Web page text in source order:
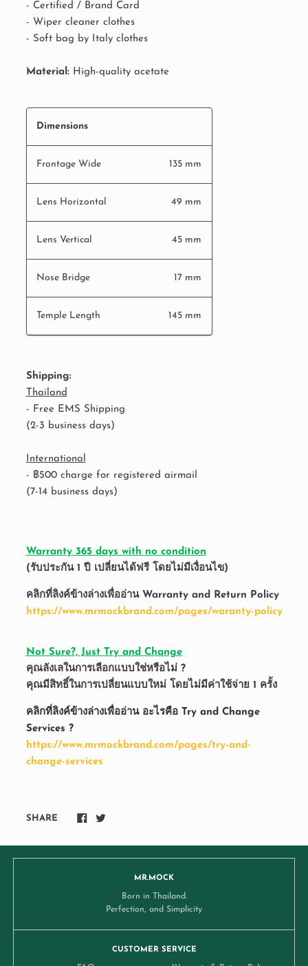
- Certified / Brand Card
- Wiper cleaner clothes
- Soft bag by Italy clothes
Material:High-quality acetate
Dimensions
Frontage Wide 135 mm
Lens Horizontal 49 mm
Lens Vertical 45 mm
Nose Bridge 17 mm
Temple Length 145 mm
Shipping:
Thailand
- Free EMS Shipping
(2-3 business days)
International
- ฿500 charge for registered airmail
(7-14 business days)
Warranty 365 days with no condition
(รับประกัน 1 ปี เปลี่ยนได้ฟรี โดยไม่มีเงื่อนไข)
คลิกที่ลิงค์ข้างล่างเพื่ออ่าน Warranty and Return Policy
https://www.mrmockbrand.com/pages/waranty-policy
Not Sure?, Just Try and Change
คุณลังเลในการเลือกแบบใช่หรือไม่ ?
คุณมีสิทธิ์ในการเปลี่ยนแบบใหม่ โดยไม่มีค่าใช้จ่าย 1 ครั้ง
คลิกที่ลิงค์ข้างล่างเพื่ออ่าน อะไรคือ Try and Change
Services ?
https://www.mrmockbrand.com/pages/try-and-
change-services
SHARE
MR.MOCK
Born in Thailand.
Perfection, and Simplicity
CUSTOMER SERVICE